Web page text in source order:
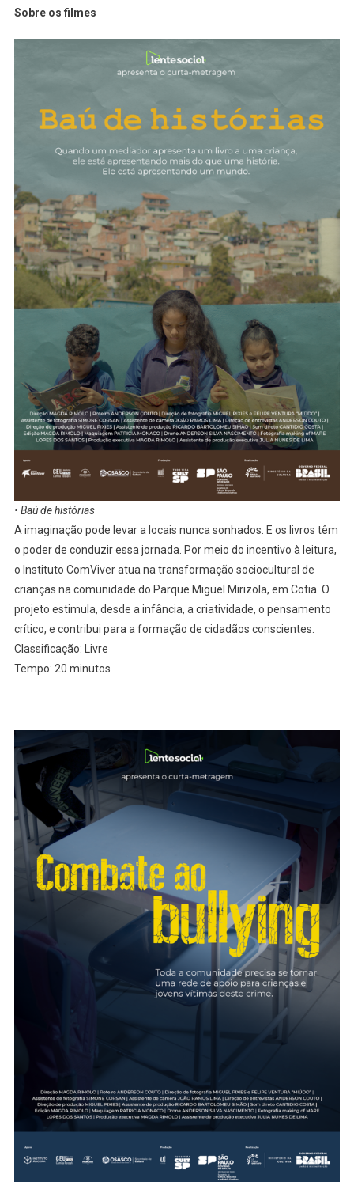
Sobre os filmes
• Baú de histórias
A imaginação pode levar a locais nunca sonhados. E os livros têm
o poder de conduzir essa jornada. Por meio do incentivo à leitura,
o Instituto ComViver atua na transformação sociocultural de
crianças na comunidade do Parque Miguel Mirizola, em Cotia. O
projeto estimula, desde a infância, a criatividade, o pensamento
crítico, e contribui para a formação de cidadãos conscientes.
Classificação: Livre
Tempo: 20 minutos